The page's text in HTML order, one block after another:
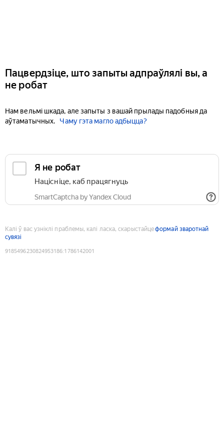
Пацвердзіце, што запыты адпраўлялі вы, а
не робат
Нам вельмі шкада, але запыты з вашай прылады падобныя да
аўтаматычных.
Чаму гэта магло адбыцца?
Я не робат
Націсніце, каб працягнуць
SmartCaptcha by Yandex Cloud
Калі ў вас узніклі праблемы, калі ласка, скарыстайцеформай зваротнай
сувязі
9185496230824953186:1786142001